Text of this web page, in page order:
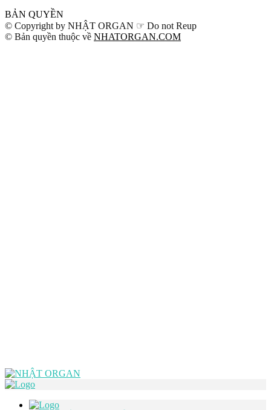
BẢN QUYỀN
© Copyright by NHẬT ORGAN ☞ Do not Reup
© Bản quyền thuộc về NHATORGAN.COM